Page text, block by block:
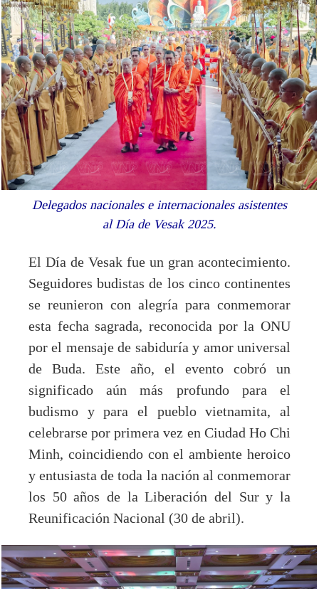
Delegados nacionales e internacionales asistentes
al Día de Vesak 2025.
El Día de Vesak fue un gran acontecimiento.
Seguidores budistas de los cinco continentes
se reunieron con alegría para conmemorar
esta fecha sagrada, reconocida por la ONU
por el mensaje de sabiduría y amor universal
de Buda. Este año, el evento cobró un
significado aún más profundo para el
budismo y para el pueblo vietnamita, al
celebrarse por primera vez en Ciudad Ho Chi
Minh, coincidiendo con el ambiente heroico
y entusiasta de toda la nación al conmemorar
los 50 años de la Liberación del Sur y la
Reunificación Nacional (30 de abril).